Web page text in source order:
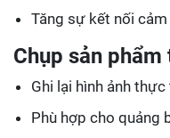
Tăng sự kết nối
Chụp sản
Ghi lại hình ảnh
Phù hợp cho quảng